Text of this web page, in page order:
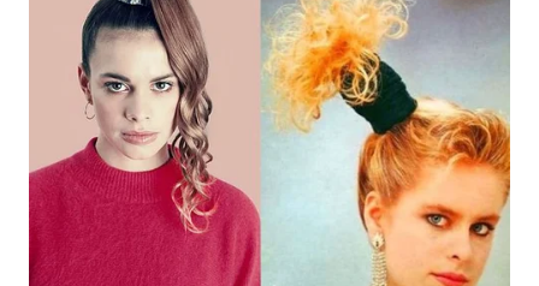
BOGOR
WN
DEPOK
WN
TAPANULI
UTARA
WN